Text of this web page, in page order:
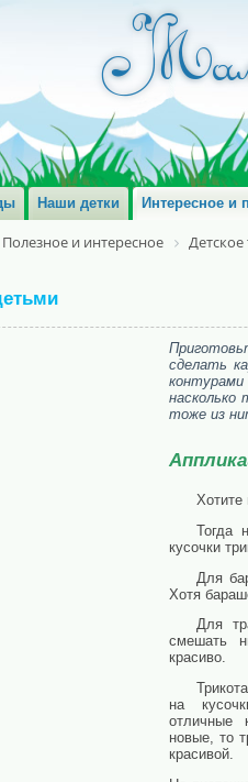
Наши детки Интересное и
Полезное и интересное Детское
сделать
тоже из
Тогда
кусочки
Для
Хотя
Для
смешать
красиво.
на
отличные
новые, то
красивой.